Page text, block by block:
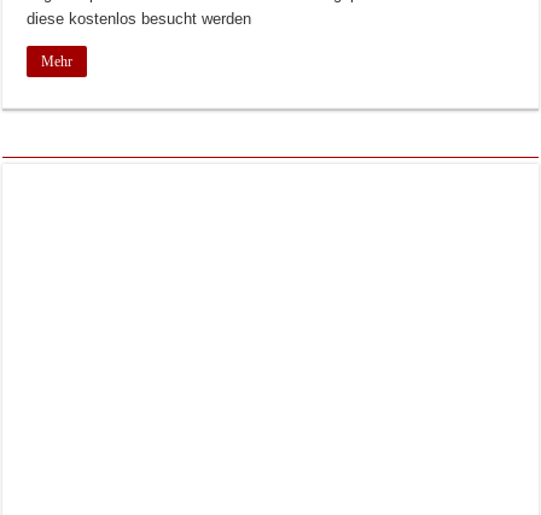
diese kostenlos besucht werden
Mehr